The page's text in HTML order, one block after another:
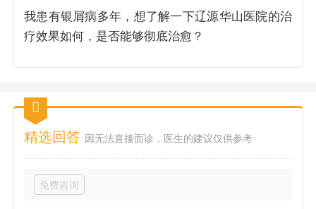
我患有银屑病多年，想了解一下辽源华山医院的治
疗效果如何，是否能够彻底治愈？
精选回答 因无法直接面诊，医生的建议仅供参考
免费咨询